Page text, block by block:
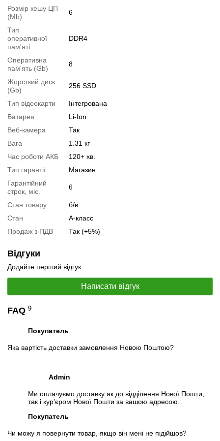
Ви можете розширити строк гарантії на
Можлива також комплектація
Для цього додайте в корзину відповідну позицію з розділу
"Аксесуари
Специфікація, тести та технічні звіти
Тестування процесора:Intel Core i5-1035G7
Відеоогляд
📧Запит оптової ціни
Слідкувати в Instagram
Слідкувати на Facebook
Розмір кешу ЦП
(Mb)
6
Тип
оперативної
пам'яті
DDR4
Оперативна
пам'ять (Gb)
8
Жорсткий диск
(Gb)
256 SSD
Тип відеокарти
Інтегрована
Батарея
Li-Ion
Веб-камера
Так
Вага
1.31 кг
Час роботи АКБ
120+ хв.
Тип гарантії
Магазин
Гарантійний
строк, міс.
6
Стан товару
б/в
Стан
А-класс
Продаж з ПДВ
Так (+5%)
Відгуки
Додайте перший відгук
Написати відгук
FAQ 9
Покупатель
Яка вартість доставки замовлення Новою Поштою?
Admin
Ми оплачуємо доставку як до відділення Нової Пошти,
так і кур'єром Нової Пошти за вашою адресою.
Покупатель
Чи можу я повернути товар, якщо він мені не підійшов?